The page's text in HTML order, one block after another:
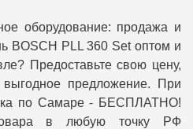
оборудование: продажа и
BOSCH PLL 360 Set оптом и
Предоставьте свою цену,
предложение. При
по Самаре - БЕСПЛАТНО!
в любую точку РФ